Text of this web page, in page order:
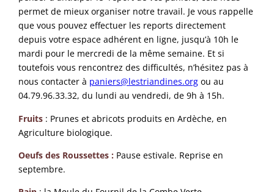
permet de mieux organiser notre travail. Je vous rappelle
que vous pouvez effectuer les reports directement
depuis votre espace adhérent en ligne, jusqu’à 10h le
mardi pour le mercredi de la même semaine. Et si
toutefois vous rencontrez des difficultés, n’hésitez pas à
nous contacter à paniers@lestriandines.org ou au
04.79.96.33.32, du lundi au vendredi, de 9h à 15h.
Fruits : Prunes et abricots produits en Ardèche, en
Agriculture biologique.
Oeufs des Roussettes : Pause estivale. Reprise en
septembre.